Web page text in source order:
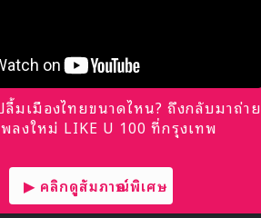
ลื้มเมืองไทยขนาดไหน? ถึงกลับมาถ่าย
ลงใหม่ LIKE U 100 ที่กรุงเทพ
▶ คลิกดูสัมภาษณ์พิเศษ